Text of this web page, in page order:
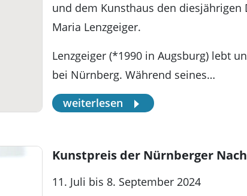
und dem Kunsthaus den diesjährigen
Maria Lenzgeiger.
Lenzgeiger (*1990 in Augsburg) lebt
bei Nürnberg. Während seines…
weiterlesen
Kunstpreis der Nürnberger
11. Juli bis 8. September 2024